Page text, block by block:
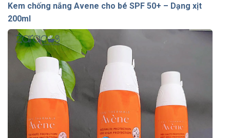
Kem chống nắng Avene cho bé SPF 50+ – Dạng xịt
200ml